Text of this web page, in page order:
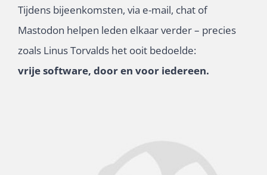
Tijdens bijeenkomsten, via e-mail, chat of
Mastodon helpen leden elkaar verder – precies
zoals Linus Torvalds het ooit bedoelde:
vrije software, door en voor iedereen.